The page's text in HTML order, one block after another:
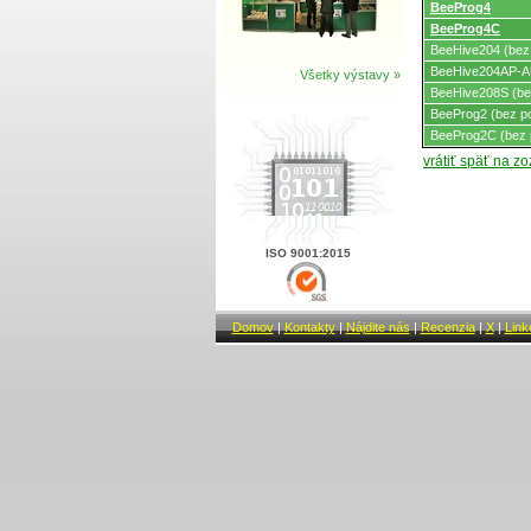
Všetky výstavy »
ISO 9001:2015
BeeProg4
BeeProg4C
BeeHive204
BeeHive204AP-
BeeHive208S
BeeProg2 (bez
BeeProg2C (bez
vrátiť späť na
Domov| Kontakty| Nájdite nás | Recenzia| X|